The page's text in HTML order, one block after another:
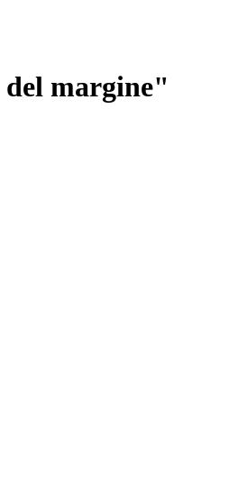
margine"